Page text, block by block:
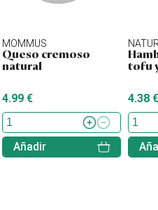
MOMMUS
Queso cremoso
natural
4.99 €
Añadir
tofu
4.38 €